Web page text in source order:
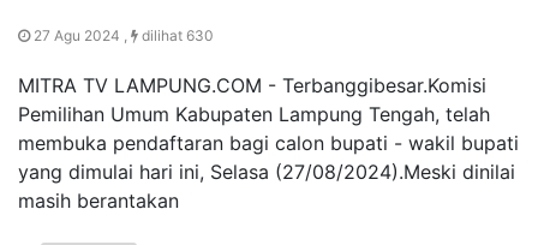
27 Agu 2024 , dilihat 630
MITRA TV LAMPUNG.COM - Terbanggibesar.Komisi
Pemilihan Umum Kabupaten Lampung Tengah, telah
membuka pendaftaran bagi calon bupati - wakil bupati
yang dimulai hari ini, Selasa (27/08/2024).Meski dinilai
masih berantakan